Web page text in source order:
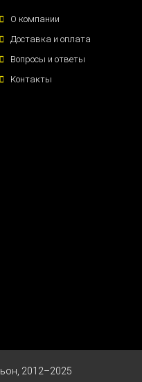
О компании
Доставка и оплата
Вопросы и ответы
Контакты
2012–2025